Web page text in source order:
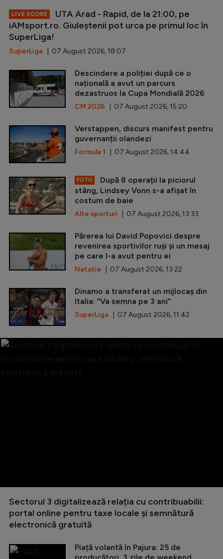
LIVE SCORE
UTA Arad - Rapid, de la 21:00, pe
iAMsport.ro. Giuleștenii pot urca pe primul loc în
SuperLiga!
SuperLiga | 07 August 2026, 18:07
Descindere a poliției după ce o
națională a avut un parcurs
dezastruos la Cupa Mondială 2026
CM 2026 | 07 August 2026, 15:20
Verstappen, discurs manifest pentru
guvernanții olandezi
Formula 1 | 07 August 2026, 14:44
FOTO
După 8 operații la piciorul
stâng, Lindsey Vonn s-a afișat în
costum de baie
Alte sporturi | 07 August 2026, 13:33
Părerea lui David Popovici despre
revenirea sportivilor ruși și un mesaj
pe care l-a avut pentru ei
Natație | 07 August 2026, 13:22
Dinamo a transferat un mijlocaș din
Italia: ”Va semna pe 3 ani”
SuperLiga | 07 August 2026, 11:42
Sectorul 3 digitalizează relația cu contribuabilii:
portal online pentru taxe locale și semnătură
electronică gratuită
Piață volantă în Pajura: 25 de